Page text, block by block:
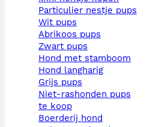
particulier nestje pups
wit pups
abrikoos pups
zwart pups
hond met stamboom
hond langharig
grijs pups
niet-rashonden pups
te koop
boerderij hond